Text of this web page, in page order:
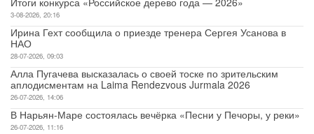
3-08-2026, 20:16
Ирина Гехт сообщила о приезде тренера Сергея Усанова в
НАО
28-07-2026, 09:03
Алла Пугачева высказалась о своей тоске по зрительским
аплодисментам на Laima Rendezvous Jurmala 2026
26-07-2026, 14:06
В Нарьян-Маре состоялась вечёрка «Песни у Печоры, у реки»
26-07-2026, 11:16